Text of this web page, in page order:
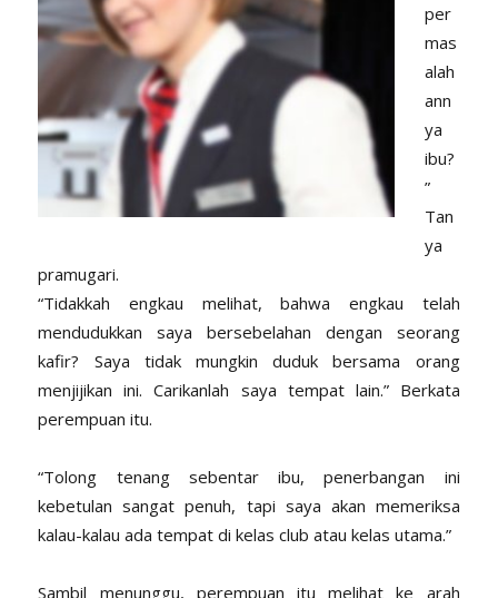
per
mas
alah
ann
ya
ibu?
”
Tan
ya
pramugari.
“Tidakkah engkau melihat, bahwa engkau telah
mendudukkan saya bersebelahan dengan seorang
kafir? Saya tidak mungkin duduk bersama orang
menjijikan ini. Carikanlah saya tempat lain.” Berkata
perempuan itu.
“Tolong tenang sebentar ibu, penerbangan ini
kebetulan sangat penuh, tapi saya akan memeriksa
kalau-kalau ada tempat di kelas club atau kelas utama.”
Sambil menunggu, perempuan itu melihat ke arah